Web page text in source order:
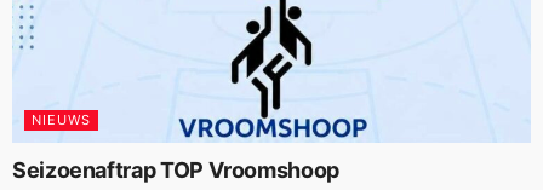
NIEUWS
Seizoenaftrap TOP Vroomshoop